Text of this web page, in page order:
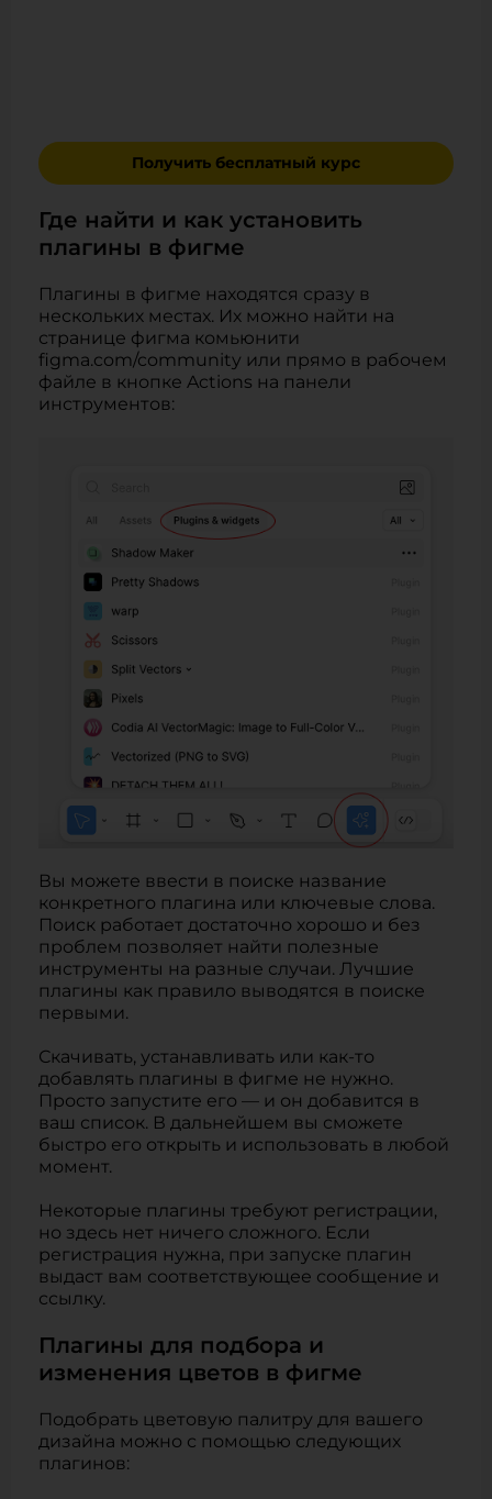
Получить бесплатный курс
Где найти и как установить
плагины в фигме
Плагины в фигме находятся сразу в
нескольких местах. Их можно найти на
странице фигма комьюнити
figma.com/community или прямо в рабочем
файле в кнопке Actions на панели
инструментов:
Вы можете ввести в поиске название
конкретного плагина или ключевые слова.
Поиск работает достаточно хорошо и без
проблем позволяет найти полезные
инструменты на разные случаи. Лучшие
плагины как правило выводятся в поиске
первыми.
Скачивать, устанавливать или как-то
добавлять плагины в фигме не нужно.
Просто запустите его — и он добавится в
ваш список. В дальнейшем вы сможете
быстро его открыть и использовать в любой
момент.
Некоторые плагины требуют регистрации,
но здесь нет ничего сложного. Если
регистрация нужна, при запуске плагин
выдаст вам соответствующее сообщение и
ссылку.
Плагины для подбора и
изменения цветов в фигме
Подобрать цветовую палитру для вашего
дизайна можно с помощью следующих
плагинов: